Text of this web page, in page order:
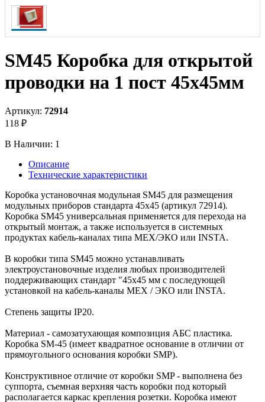
SM45 Коробка для открытой
проводки на 1 пост 45х45мм
Артикул: 72914
118 ₽
В Наличии: 1
Описание
Технические характеристики
Коробка установочная модульная SM45 для размещения
модульных приборов стандарта 45х45 (артикул 72914).
Коробка SM45 универсальная применяется для перехода на
открытый монтаж, а также используется в системных
продуктах кабель-каналах типа МЕХ/ЭКО или INSTA.
В коробки типа SM45 можно устанавливать
электроустановочные изделия любых производителей
поддерживающих стандарт "45х45 мм с последующей
установкой на кабель-каналы МЕХ / ЭКО или INSTA.
Степень защиты IP20.
Материал - самозатухающая композиция АБС пластика.
Коробка SM-45 (имеет квадратное основание в отличии от
прямоугольного основания коробки SMP).
Конструктивное отличие от коробки SMP - выполнена без
суппорта, съемная верхняя часть коробки под который
располагается каркас крепления розетки. Коробка имеют